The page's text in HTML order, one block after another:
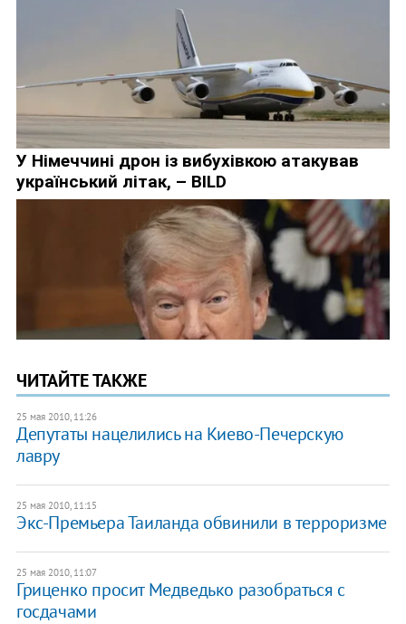
ЧИТАЙТЕ ТАКЖЕ
25 мая 2010, 11:26
Депутаты нацелились на Киево-Печерскую
лавру
25 мая 2010, 11:15
Экс-Премьера Таиланда обвинили в терроризме
25 мая 2010, 11:07
Гриценко просит Медведько разобраться с
госдачами